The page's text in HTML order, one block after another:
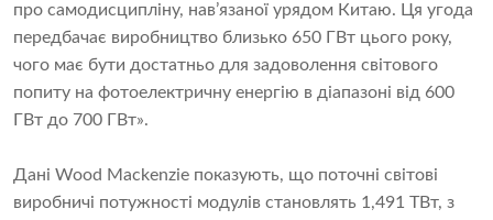
про самодисципліну, нав’язаної урядом Китаю. Ця угода
передбачає виробництво близько 650 ГВт цього року,
чого має бути достатньо для задоволення світового
попиту на фотоелектричну енергію в діапазоні від 600
ГВт до 700 ГВт».
Дані Wood Mackenzie показують, що поточні світові
виробничі потужності модулів становлять 1,491 ТВт, з